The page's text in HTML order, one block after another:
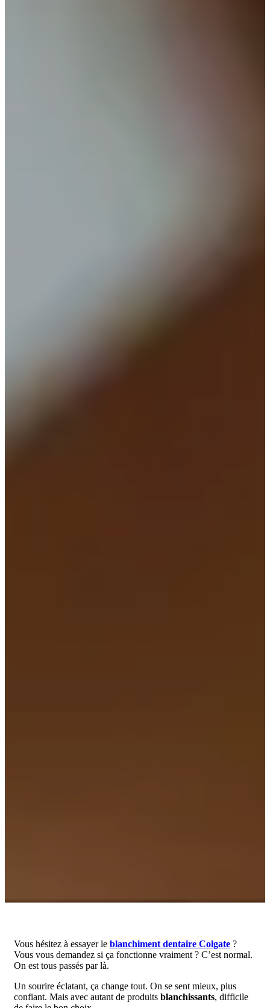
Vous hésitez à essayer le blanchiment dentaire Colgate ?
Vous vous demandez si ça fonctionne vraiment ? C’est normal.
On est tous passés par là.
Un sourire éclatant, ça change tout. On se sent mieux, plus
confiant. Mais avec autant de produits blanchissants, difficile